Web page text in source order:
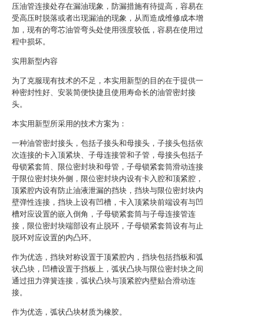
压油管连接处存在漏油现象，防漏措施有待提高，容易在
受高压时脱落或者出现漏油的现象，从而造成维修成本增
加，现有的弯芯油管弯头处使用强度较低，容易在使用过
程中损坏。
实用新型内容
为了克服现有技术的不足，本实用新型的目的在于提供一
种密封性好、安装简便快捷且使用寿命长的油管密封接
头。
本实用新型所采用的技术方案为：
一种油管密封接头，包括子接头和母接头，子接头包括依
次连接的卡入顶紧块、子母连接管和子管，母接头包括子
母锁紧套筒、限位密封块和母管，子母锁紧套筒滑动连接
于限位密封块外侧，限位密封块内设有卡入腔和顶紧腔，
顶紧腔内设有防止油液泄漏的挡块，挡块与限位密封块内
壁弹性连接，挡块上设有凹槽，卡入顶紧块前端设有与凹
槽对应设置的嵌入倒角，子母锁紧套筒与子母连接管连
接，限位密封块端部设有止脱环，子母锁紧套筒设有与止
脱环对应设置的内凸环。
作为优选，挡块对称设置于顶紧腔内，挡块包括挡板和弧
状凸块，凹槽设置于挡板上，弧状凸块与限位密封块之间
通过扭力弹簧连接，弧状凸块与顶紧腔内壁贴合滑动连
接。
作为优选，弧状凸块材质为橡胶。